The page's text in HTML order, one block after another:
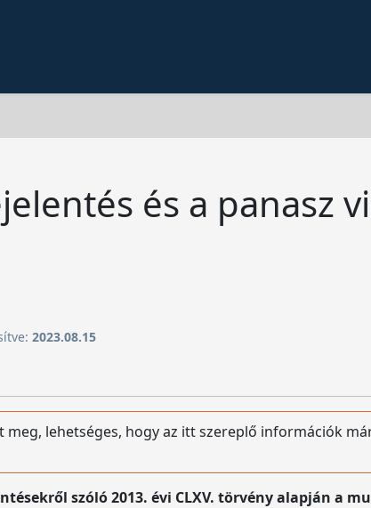
és a panasz
2023.08.15
meg, lehetséges, hogy az itt szereplő információk
szóló 2013. évi CLXV. törvény alapján a